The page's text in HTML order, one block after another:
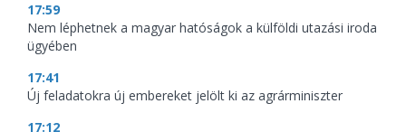
17:59
Nem léphetnek a magyar hatóságok a külföldi utazási iroda
ügyében
17:41
Új feladatokra új embereket jelölt ki az agrárminiszter
17:12